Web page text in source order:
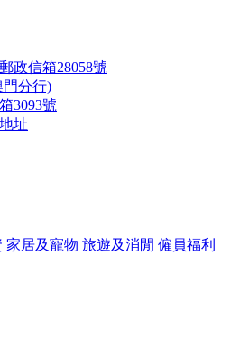
政信箱28058號
門分行)
3093號
址
家居及寵物 旅遊及消閒 僱員福利